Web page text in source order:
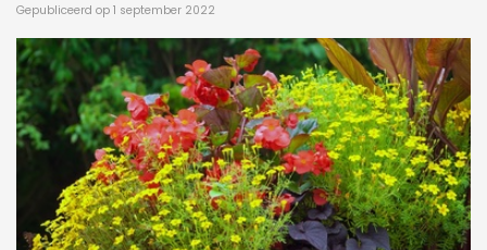
Gepubliceerd op 1 september 2022